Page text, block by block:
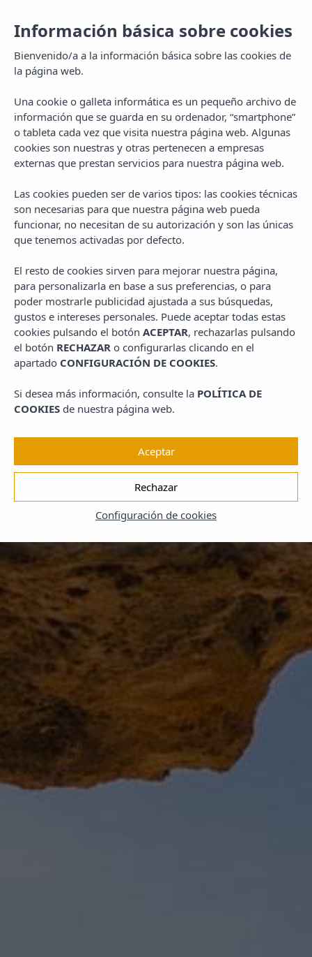
Información básica sobre cookies
Bienvenido/a a la información básica sobre las cookies de
la página web.
Una cookie o galleta informática es un pequeño archivo de
información que se guarda en su ordenador, “smartphone”
o tableta cada vez que visita nuestra página web. Algunas
cookies son nuestras y otras pertenecen a empresas
externas que prestan servicios para nuestra página web.
Las cookies pueden ser de varios tipos: las cookies técnicas
son necesarias para que nuestra página web pueda
funcionar, no necesitan de su autorización y son las únicas
que tenemos activadas por defecto.
El resto de cookies sirven para mejorar nuestra página,
para personalizarla en base a sus preferencias, o para
poder mostrarle publicidad ajustada a sus búsquedas,
gustos e intereses personales. Puede aceptar todas estas
cookies pulsando el botón ACEPTAR, rechazarlas pulsando
el botón RECHAZAR o configurarlas clicando en el
apartado CONFIGURACIÓN DE COOKIES.
Si desea más información, consulte la POLÍTICA DE
COOKIES de nuestra página web.
Configuración de cookies
Rechazar
Aceptar